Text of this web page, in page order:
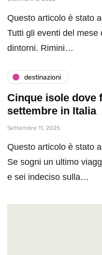
Questo articolo è stato
Tutti gli eventi del
dintorni. Rimini…
destinazioni
Cinque isole dove
settembre in Italia
Settembre 11, 2025
Questo articolo è stato
Se sogni un ultimo
e sei indeciso sulla…